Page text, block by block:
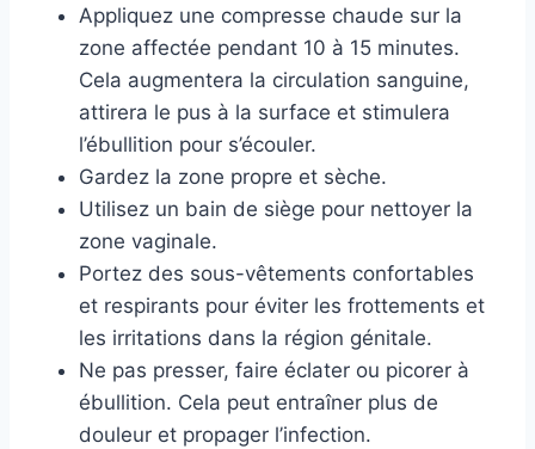
Appliquez une compresse chaude sur la
zone affectée pendant 10 à 15 minutes.
Cela augmentera la circulation sanguine,
attirera le pus à la surface et stimulera
l’ébullition pour s’écouler.
Gardez la zone propre et sèche.
Utilisez un bain de siège pour nettoyer la
zone vaginale.
Portez des sous-vêtements confortables
et respirants pour éviter les frottements et
les irritations dans la région génitale.
Ne pas presser, faire éclater ou picorer à
ébullition. Cela peut entraîner plus de
douleur et propager l’infection.